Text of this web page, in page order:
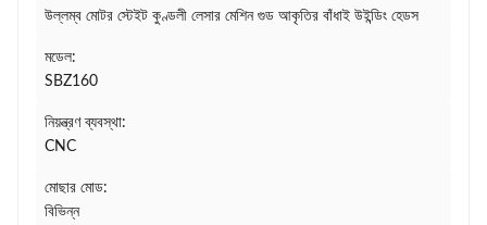
উল্লম্ব মোটর স্টেইট কুণ্ডলী লেসার মেশিন গুড আকৃতির বাঁধাই উইন্ডিং হেডস
মডেল:
SBZ160
নিয়ন্ত্রণ ব্যবস্থা:
CNC
মোছার মোড:
বিভিন্ন